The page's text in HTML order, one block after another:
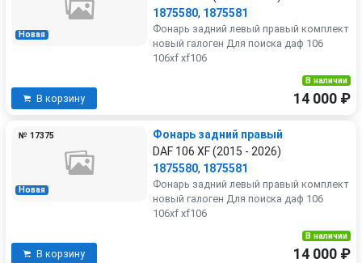
Новая
1875580, 1875581
Фонарь задний левый правый комплект
новый галоген Для поиска даф 106
106xf xf106
В корзину
В наличии
14 000 ₽
Новая
№ 17375
Фонарь задний правый
DAF 106 XF (2015 - 2026)
1875580, 1875581
Фонарь задний левый правый комплект
новый галоген Для поиска даф 106
106xf xf106
В корзину
В наличии
14 000 ₽